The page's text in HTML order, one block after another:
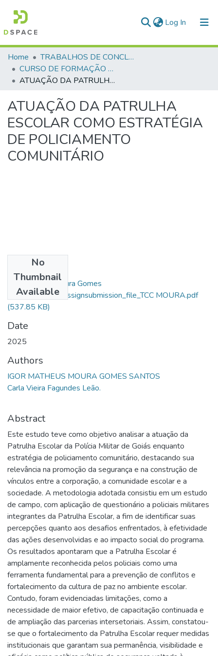
Log In (current)
Communities & Collections
All of DSpace
Home
TRABALHOS DE CONCLUSÃO DE CURSO - CFP (CURSO DE FORMAÇÃO DE PRAÇAS)
CURSO DE FORMAÇÃO DE PRAÇAS - CFP- 2025 - 2ª Turma
ATUAÇÃO DA PATRULHA ESCOLAR COMO ESTRATÉGIA DE POLICIAMENTO COMUNITÁRIO
ATUAÇÃO DA PATRULHA
ESCOLAR COMO ESTRATÉGIA
DE POLICIAMENTO
COMUNITÁRIO
No
Thumbnail
Available
Igor Matheus Moura Gomes
Santos_76976_assignsubmission_file_TCC MOURA.pdf
(537.85 KB)
Date
2025
Authors
IGOR MATHEUS MOURA GOMES SANTOS
Carla Vieira Fagundes Leão.
Abstract
Este estudo teve como objetivo analisar a atuação da
Patrulha Escolar da Polícia Militar de Goiás enquanto
estratégia de policiamento comunitário, destacando sua
relevância na promoção da segurança e na construção de
vínculos entre a corporação, a comunidade escolar e a
sociedade. A metodologia adotada consistiu em um estudo
de campo, com aplicação de questionário a policiais militares
integrantes da Patrulha Escolar, a fim de identificar suas
percepções quanto aos desafios enfrentados, à efetividade
das ações desenvolvidas e ao impacto social do programa.
Os resultados apontaram que a Patrulha Escolar é
amplamente reconhecida pelos policiais como uma
ferramenta fundamental para a prevenção de conflitos e
fortalecimento da cultura de paz no ambiente escolar.
Contudo, foram evidenciadas limitações, como a
necessidade de maior efetivo, de capacitação continuada e
de ampliação das parcerias intersetoriais. Assim, constatou-
se que o fortalecimento da Patrulha Escolar requer medidas
institucionais que garantam sua permanência, visibilidade e